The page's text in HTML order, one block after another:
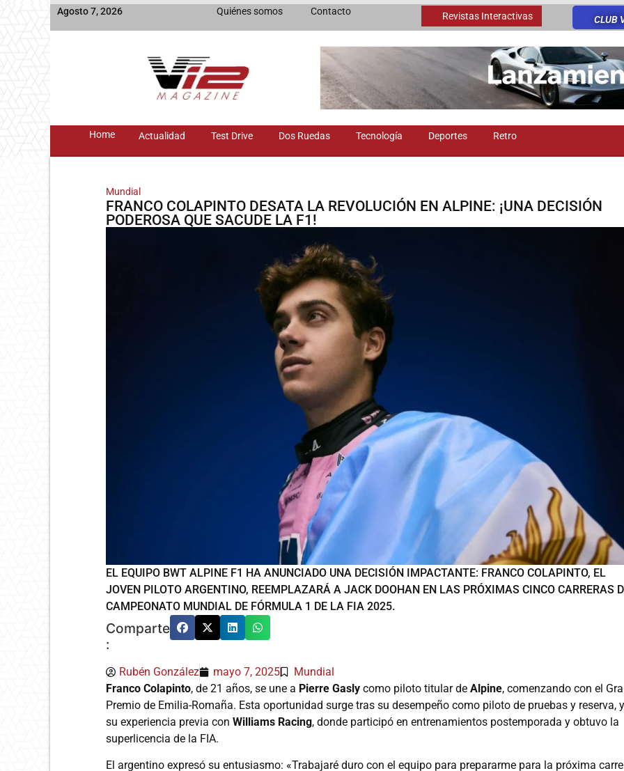
Agosto 7, 2026 Quiénes somos Contacto Revistas Interactivas CLUB
Home Actualidad Test Drive Dos Ruedas Tecnología Deportes Retro
Mundial
FRANCO COLAPINTO DESATA LA REVOLUCIÓN EN ALPINE: ¡UNA DECISIÓN
PODEROSA QUE SACUDE LA F1!
EL EQUIPO BWT ALPINE F1 HA ANUNCIADO UNA DECISIÓN IMPACTANTE: FRANCO COLAPINTO, EL
JOVEN PILOTO ARGENTINO, REEMPLAZARÁ A JACK DOOHAN EN LAS PRÓXIMAS CINCO CARRERAS
CAMPEONATO MUNDIAL DE FÓRMULA 1 DE LA FIA 2025.
Comparte
:
Rubén González mayo 7, 2025
Mundial
Franco Colapinto, de 21 años, se une a Pierre Gasly como piloto titular de Alpine, comenzando con el
Premio de Emilia-Romaña. Esta oportunidad surge tras su desempeño como piloto de pruebas y reserva, y
su experiencia previa con Williams Racing, donde participó en entrenamientos postemporada y obtuvo la
superlicencia de la FIA.
El argentino expresó su entusiasmo: «Trabajaré duro con el equipo para prepararme para la próxima